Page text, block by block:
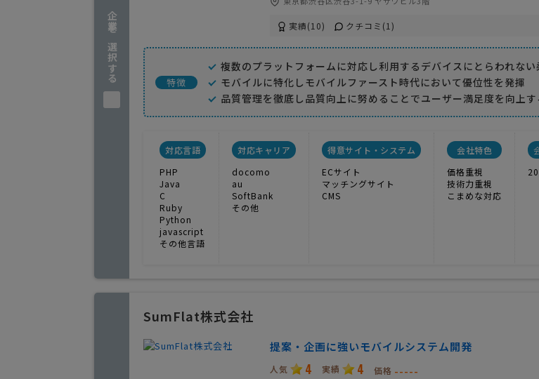
企業を選択する 実績(10) クチコミ(1)
特徴
複数のプラットフォームに対応し利用するデバイスにとらわれな
モバイルに特化しモバイルファースト時代において優位性を発揮
品質管理を徹底し品質向上に努めることでユーザー満足度を向上す
対応言語
PHP
Java
C
Ruby
Python
javascript
その他言語
対応キャリア
docomo
au
SoftBank
その他
得意サイト・システム
ECサイト
マッチングサイト
CMS
会社特色
価格重視
技術力重視
こまめな対応
SumFlat株式会社
提案・企画に強いモバイルシステム開発
人気 4 実績 4 価格 -----